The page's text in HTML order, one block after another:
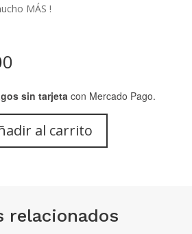
MÁS !
sin tarjeta con Mercado Pago.
al carrito
relacionados